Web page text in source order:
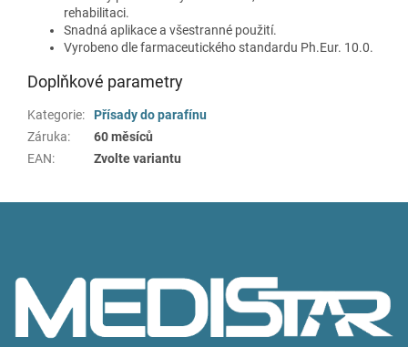
rehabilitaci.
Snadná aplikace a všestranné použití.
Vyrobeno dle farmaceutického standardu Ph.Eur. 10.0.
Doplňkové parametry
Kategorie:
Přísady do parafínu
Záruka:
60 měsíců
EAN: Zvolte variantu